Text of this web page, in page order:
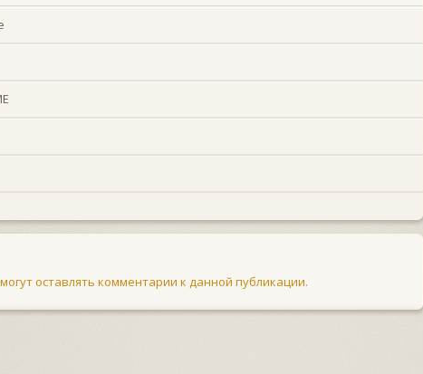
оставлять комментарии к данной публикации.